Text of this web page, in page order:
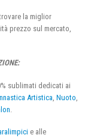
la miglior
prezzo sul mercato,
sublimati dedicati ai
Artistica Nuoto
e alle